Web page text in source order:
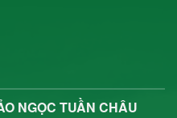
NGỌC TUẦN CHÂU